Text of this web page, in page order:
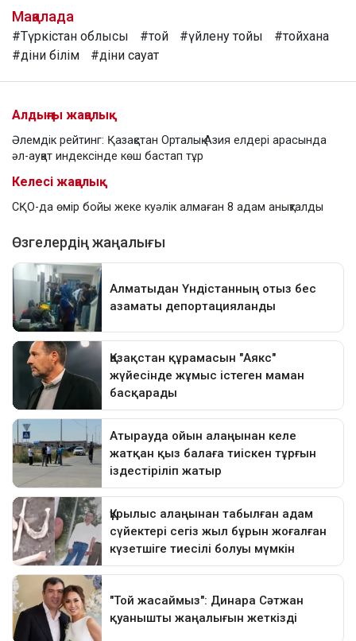
Мақалада
#Түркістан облысы #той #үйлену тойы
#тойхана
#діни білім
#діни сауат
Алдыңғы жаңалық
Әлемдік рейтинг: Қазақстан Орталық Азия елдері арасында
әл-ауқат индексінде көш бастап тұр
Келесі жаңалық
СҚО-да өмір бойы жеке куәлік алмаған 8 адам анықталды